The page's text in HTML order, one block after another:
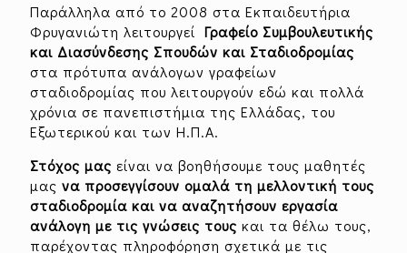
Παράλληλα από το 2008 στα Εκπαιδευτήρια
Φρυγανιώτη λειτουργεί Γραφείο Συμβουλευτικής
και Διασύνδεσης Σπουδών και Σταδιοδρομίας
στα πρότυπα ανάλογων γραφείων
σταδιοδρομίας που λειτουργούν εδώ και πολλά
χρόνια σε πανεπιστήμια της Ελλάδας, του
Εξωτερικού και των Η.Π.Α.
Στόχος μας είναι να βοηθήσουμε τους μαθητές
μας να προσεγγίσουν ομαλά τη μελλοντική τους
σταδιοδρομία και να αναζητήσουν εργασία
ανάλογη με τις γνώσεις τους και τα θέλω τους,
παρέχοντας πληροφόρηση σχετικά με τις